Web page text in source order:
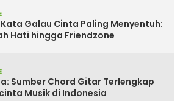
Galau Cinta Paling Menyentuh:
Hati hingga Friendzone
Sumber Chord Gitar Terlengkap
Musik di Indonesia